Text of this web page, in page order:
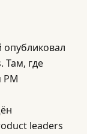
опубликовал
Там, где
leaders